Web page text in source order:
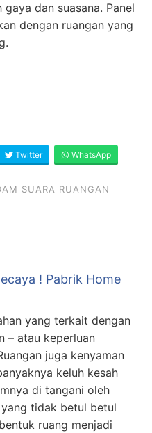
dan suasana. Panel
dengan ruangan yang
Twitter WhatsApp
SUARA RUANGAN
! Pabrik Home
yang terkait dengan
– atau keperluan
juga kenyaman
keluh kesah
di tangani oleh
tidak betul betul
ruang menjadi